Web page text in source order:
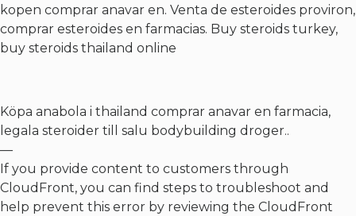
kopen comprar anavar en. Venta de esteroides proviron,
comprar esteroides en farmacias. Buy steroids turkey,
buy steroids thailand online
Köpa anabola i thailand comprar anavar en farmacia,
legala steroider till salu bodybuilding droger..
—
If you provide content to customers through
CloudFront, you can find steps to troubleshoot and
help prevent this error by reviewing the CloudFront